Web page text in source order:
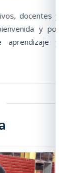
docentes y
y por
y